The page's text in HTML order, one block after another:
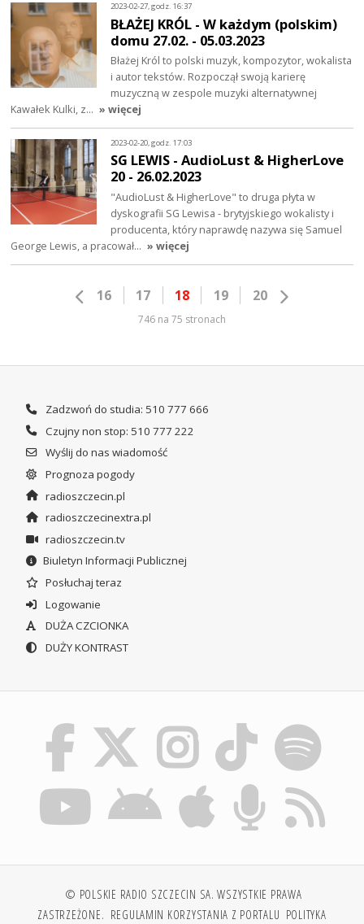
2023-02-27, godz. 16:37
BŁAŻEJ KRÓL - W każdym (polskim)
domu 27.02. - 05.03.2023
Błażej Król to polski muzyk, kompozytor, wokalista
i autor tekstów. Rozpoczął swoją karierę
muzyczną w zespole muzyki alternatywnej
Kawałek Kulki, z… » więcej
2023-02-20, godz. 17:03
SG LEWIS - AudioLust & HigherLove
20 - 26.02.2023
"AudioLust & HigherLove" to druga płyta w
dyskografii SG Lewisa - brytyjskiego wokalisty i
producenta, który naprawdę nazywa się Samuel
George Lewis, a pracował… » więcej
16 17 18 19 20
746 na 75 stronach
Zadzwoń do studia: 510 777 666
Czujny non stop: 510 777 222
Wyślij do nas wiadomość
Prognoza pogody
radioszczecin.pl
radioszczecinextra.pl
radioszczecin.tv
Biuletyn Informacji Publicznej
Posłuchaj teraz
Logowanie
DUŻA CZCIONKA
DUŻY KONTRAST
© POLSKIE RADIO SZCZECIN SA. WSZYSTKIE PRAWA
ZASTRZEŻONE. REGULAMIN KORZYSTANIA Z PORTALU POLITYKA